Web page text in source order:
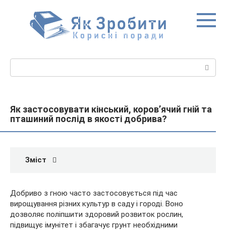
Як застосовувати кінський, коров’ячий гній та
пташиний послід в якості добрива?
Зміст
Добриво з гною часто застосовується під час
вирощування різних культур в саду і городі. Воно
дозволяє поліпшити здоровий розвиток рослин,
підвищує імунітет і збагачує грунт необхідними